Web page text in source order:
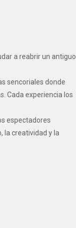
a reabrir un antiguo
sencoriales donde
Cada experiencia los
espectadores
la creatividad y la